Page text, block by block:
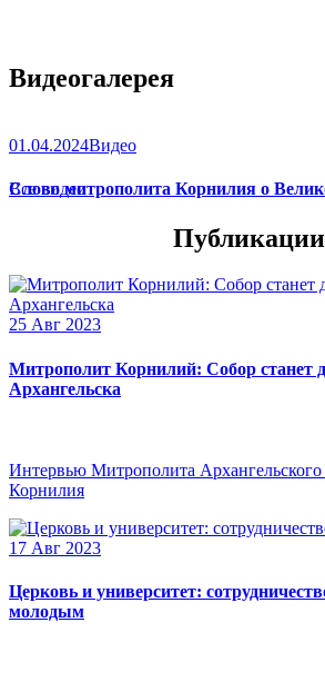
Видеогалерея
01.04.2024Видео
Слово митрополита Корнилия о
Все видео
Публикации
25 Авг 2023
Митрополит Корнилий: Собор станет
Архангельска
Интервью Митрополита
Корнилия
17 Авг 2023
Церковь и университет:
молодым